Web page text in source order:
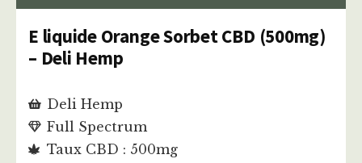
E liquide Orange Sorbet CBD (500mg)
– Deli Hemp
Deli Hemp
Full Spectrum
Taux CBD : 500mg